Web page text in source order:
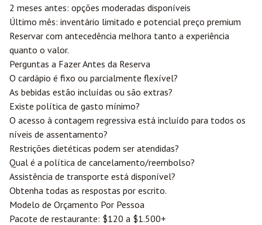
2 meses antes: opções moderadas disponíveis
Último mês: inventário limitado e potencial preço premium
Reservar com antecedência melhora tanto a experiência
quanto o valor.
Perguntas a Fazer Antes da Reserva
O cardápio é fixo ou parcialmente flexível?
As bebidas estão incluídas ou são extras?
Existe política de gasto mínimo?
O acesso à contagem regressiva está incluído para todos os
níveis de assentamento?
Restrições dietéticas podem ser atendidas?
Qual é a política de cancelamento/reembolso?
Assistência de transporte está disponível?
Obtenha todas as respostas por escrito.
Modelo de Orçamento Por Pessoa
Pacote de restaurante: $120 a $1.500+